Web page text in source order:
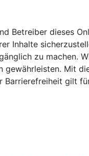
Betreiber dieses
Inhalte
zu machen.
Mit
Barrierefreiheit gilt